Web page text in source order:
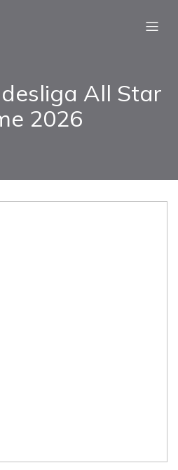
All Star
2026